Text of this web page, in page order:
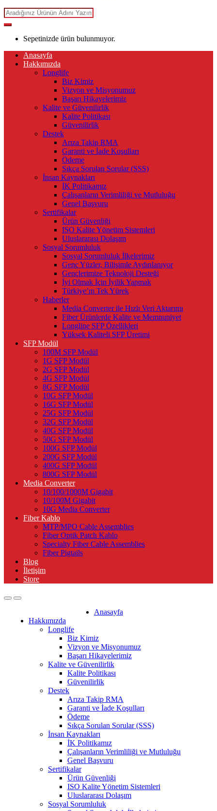
Search
for:
Sepetinizde ürün bulunmuyor.
Anasayfa
Hakkımızda
Longlife
Biz Kimiz
Vizyon ve Misyonumuz
Başarı Hikayelerimiz
Kalite ve Güvenilirlik
Kalite Politikası
Güvenilirlik
Destek
Arıza Takip RMA
Garanti ve İade Koşulları
Ödeme
Sıkça Sorulan Sorular (SSS)
İnsan Kaynakları
İK Politikamız
Çalışanların Verimliliği ve Mutluluğu
Genel Başvuru
Sertifikalar
Ürün Güvenliği
ISO Kalite Yönetim Sistemleri
Uluslararası Dolaşım
Sosyal Sorumluluk
Sosyal Sorumluluk İlkelerimiz
Genç Yüzler, Bilişimle Aydınlanıyor
Gençlerimize Teknoloji Desteği
İyi Olmak İçin İyilik Yapmak
Türkiye’m Tek Yürek
Haberler
Media Converter ile Hızlı Veri Aktarımı
Fiber Ürünlerde Kalite ve Memnuniyet
Longline SFP Özellikleri
Yüksek Kaliteli SFP Üretimi
SFP Modül
100M SFP Modül
1G SFP Modül
2G SFP Modül
4G SFP Modül
8G SFP Modül
10G SFP Modül
16G SFP Modül
25G SFP Modül
32G SFP Modül
40G SFP Modül
50G SFP Modül
100G SFP Modül
200G SFP Modül
400G SFP Modül
800G SFP Modül
Media Converter
10/100/1000M Gigabit
10/100M Gigabit
10G Media Converter
Fiber Kablo
MTP/MPO Cable Assemblies
Fiber Optik Patch Kablo
Specialty Fiber Cable Assemblies
Fiber Pigtails
Blog
İletişim
Store
Anasayfa
Hakkımızda
Longlife
Biz Kimiz
Vizyon ve Misyonumuz
Başarı Hikayelerimiz
Kalite ve Güvenilirlik
Kalite Politikası
Güvenilirlik
Destek
Arıza Takip RMA
Garanti ve İade Koşulları
Ödeme
Sıkça Sorulan Sorular (SSS)
İnsan Kaynakları
İK Politikamız
Çalışanların Verimliliği ve Mutluluğu
Genel Başvuru
Sertifikalar
Ürün Güvenliği
ISO Kalite Yönetim Sistemleri
Uluslararası Dolaşım
Sosyal Sorumluluk